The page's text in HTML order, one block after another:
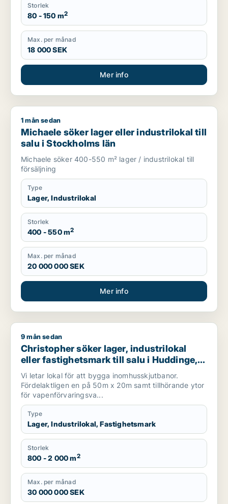
Storlek
80 - 150 m2
Max. per månad
18 000 SEK
Mer info
Michaele söker lager eller industrilokal till salu i Stockholms
1 mån sedan
Michaele söker lager eller industrilokal till
salu i Stockholms län
Michaele söker 400-550 m² lager / industrilokal till
försäljning
Type
Lager, Industrilokal
Storlek
400 - 550 m2
Max. per månad
20 000 000 SEK
Mer info
Christopher söker lager, industrilokal eller fastighetsmark
9 mån sedan
Christopher söker lager, industrilokal
eller fastighetsmark till salu i Huddinge,
Haninge eller Nacka m.fl.
Vi letar lokal för att bygga inomhusskjutbanor.
Fördelaktligen en på 50m x 20m samt tillhörande ytor
för vapenförvaringsva...
Type
Lager, Industrilokal, Fastighetsmark
Storlek
800 - 2 000 m2
Max. per månad
30 000 000 SEK